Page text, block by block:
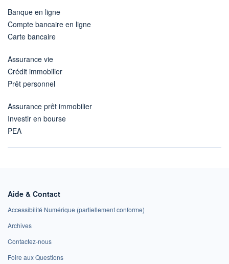
Banque en ligne
Compte bancaire en ligne
Carte bancaire
Assurance vie
Crédit immobilier
Prêt personnel
Assurance prêt immobilier
Investir en bourse
PEA
Aide & Contact
Accessibilité Numérique (partiellement conforme)
Archives
Contactez-nous
Foire aux Questions